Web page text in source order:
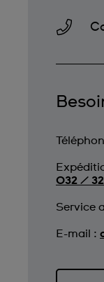
032 /
Service
E-mail :